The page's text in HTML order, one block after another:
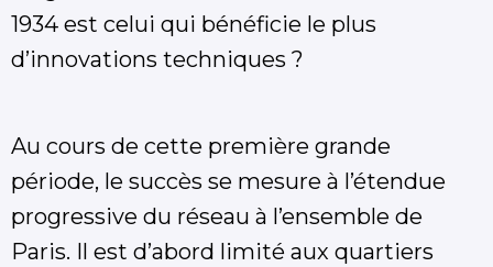
1934 est celui qui bénéficie le plus
d’innovations techniques ?
Au cours de cette première grande
période, le succès se mesure à l’étendue
progressive du réseau à l’ensemble de
Paris. Il est d’abord limité aux quartiers